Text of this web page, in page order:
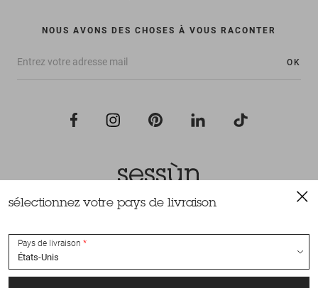
NOUS AVONS DES CHOSES À VOUS RACONTER
OK
Tous droits réservés Sessùn 2022
sélectionnez votre pays de livraison
Pays de livraison